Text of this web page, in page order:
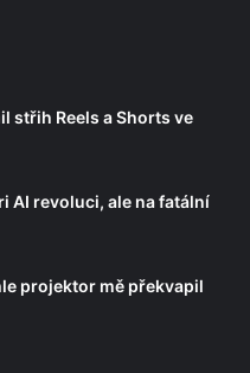
střih Reels a Shorts ve
AI revoluci, ale na fatální
projektor mě překvapil